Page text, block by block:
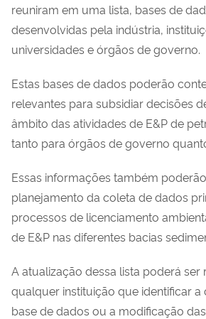
reuniram em uma lista, bases de
desenvolvidas pela indústria,
universidades e órgãos de governo.
Estas bases de dados poderão
relevantes para subsidiar decisões
âmbito das atividades de E&P de
tanto para órgãos de governo
Essas informações também
planejamento da coleta de dados
processos de licenciamento
de E&P nas diferentes bacias
A atualização dessa lista poderá ser
qualquer instituição que identificar a
base de dados ou a modificação